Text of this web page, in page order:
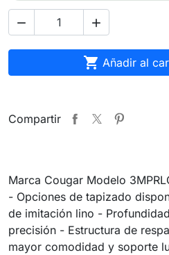
 
 Añadir al
Compartir
Marca Cougar Modelo
- Opciones de tapizado
de imitación lino -
precisión - Estructura de
mayor comodidad y soporte